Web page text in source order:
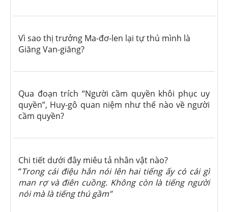
Vì sao thị trưởng Ma-đơ-len lại tự thú mình là
Giăng Van-giăng?
Qua đoạn trích “Người cầm quyền khôi phục uy
quyền”, Huy-gô quan niệm như thế nào về người
cầm quyền?
Chi tiết dưới đây miêu tả nhân vật nào?
“Trong cái điệu hắn nói lên hai tiếng ấy có cái gì
man rợ và điên cuồng. Không còn là tiếng người
nói mà là tiếng thú gầm”